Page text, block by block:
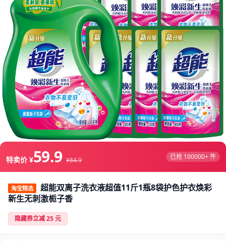
特卖价 ¥59.9 ¥84.9 已抢 100000+ 件
淘宝精选
超能双离子洗衣液超值11斤1瓶8袋护色护衣焕彩
新生无刺激栀子香
隐藏券立减 25 元